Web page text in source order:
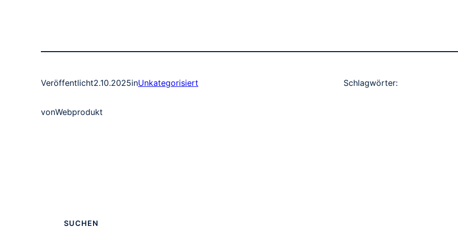
Veröffentlicht2.10.2025inUnkategorisiert
vonWebprodukt
Schlagwörter:
SUCHEN